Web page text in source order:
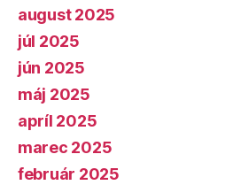
august 2025
júl 2025
jún 2025
máj 2025
apríl 2025
marec 2025
február 2025